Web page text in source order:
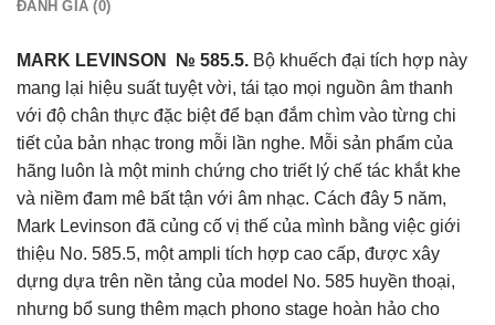
ĐÁNH GIÁ (0)
MARK LEVINSON № 585.5. Bộ khuếch đại tích hợp này
mang lại hiệu suất tuyệt vời, tái tạo mọi nguồn âm thanh
với độ chân thực đặc biệt để bạn đắm chìm vào từng chi
tiết của bản nhạc trong mỗi lần nghe. Mỗi sản phẩm của
hãng luôn là một minh chứng cho triết lý chế tác khắt khe
và niềm đam mê bất tận với âm nhạc. Cách đây 5 năm,
Mark Levinson đã củng cố vị thế của mình bằng việc giới
thiệu No. 585.5, một ampli tích hợp cao cấp, được xây
dựng dựa trên nền tảng của model No. 585 huyền thoại,
nhưng bổ sung thêm mạch phono stage hoàn hảo cho